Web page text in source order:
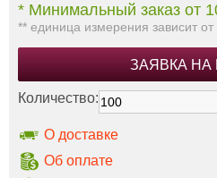
* Минимальный заказ от
** единица измерения зависит
ЗАЯВКА НА
Количество:
О доставке
Об оплате